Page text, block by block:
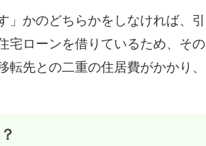
かのどちらかをしなければ、引
宅ローンを借りているため、その
先との二重の住居費がかかり、